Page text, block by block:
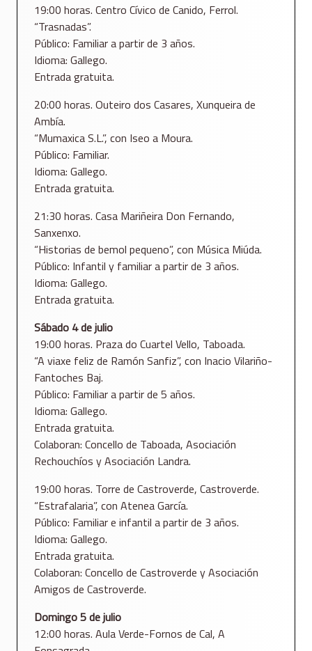
19:00 horas. Centro Cívico de Canido, Ferrol.
“Trasnadas”.
Público: Familiar a partir de 3 años.
Idioma: Gallego.
Entrada gratuita.
20:00 horas. Outeiro dos Casares, Xunqueira de
Ambía.
“Mumaxica S.L.”, con Iseo a Moura.
Público: Familiar.
Idioma: Gallego.
Entrada gratuita.
21:30 horas. Casa Mariñeira Don Fernando,
Sanxenxo.
“Historias de bemol pequeno”, con Música Miúda.
Público: Infantil y familiar a partir de 3 años.
Idioma: Gallego.
Entrada gratuita.
Sábado 4 de julio
19:00 horas. Praza do Cuartel Vello, Taboada.
“A viaxe feliz de Ramón Sanfiz”, con Inacio Vilariño-
Fantoches Baj.
Público: Familiar a partir de 5 años.
Idioma: Gallego.
Entrada gratuita.
Colaboran: Concello de Taboada, Asociación
Rechouchíos y Asociación Landra.
19:00 horas. Torre de Castroverde, Castroverde.
“Estrafalaria”, con Atenea García.
Público: Familiar e infantil a partir de 3 años.
Idioma: Gallego.
Entrada gratuita.
Colaboran: Concello de Castroverde y Asociación
Amigos de Castroverde.
Domingo 5 de julio
12:00 horas. Aula Verde-Fornos de Cal, A